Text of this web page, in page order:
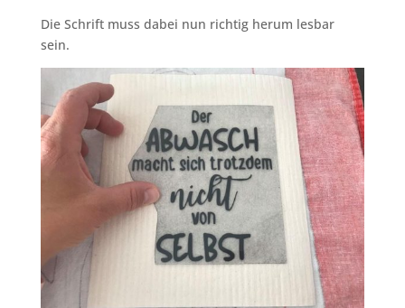
Die Schrift muss dabei nun richtig herum lesbar
sein.